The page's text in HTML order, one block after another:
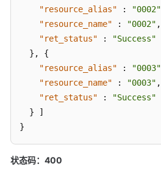
授
权
项
附
录
南
"resource_alias"
: "0002"
"resource_name"
: "0002" ,
"ret_status"
:
"Success"
} ,
{
"resource_alias"
: "0003"
"resource_name"
: "0003" ,
"ret_status"
:
"Success"
}
]
}
状态码：400